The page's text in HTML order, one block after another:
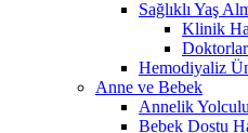
Sağlıklı Yaş
Klinik
Hemodiyaliz
Anne ve Bebek
Annelik
Bebek Dostu